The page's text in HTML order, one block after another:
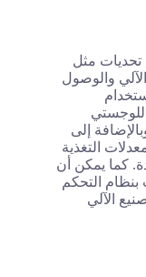
تحديات مثل
والوصول
إلى
التغذية
كما يمكن أن
بنظام التحكم
الآلي